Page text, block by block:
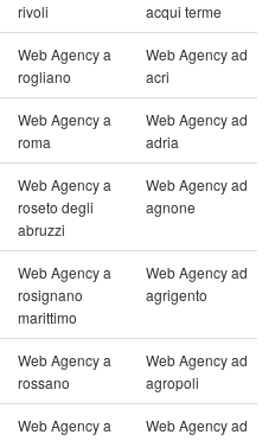
rivoli
acqui terme
Web Agency a
rogliano
Web Agency ad
acri
Web Agency a
roma
Web Agency ad
adria
Web Agency a
roseto degli
abruzzi
Web Agency ad
agnone
Web Agency a
rosignano
marittimo
Web Agency ad
agrigento
Web Agency a
rossano
Web Agency ad
agropoli
Web Agency a
Web Agency ad